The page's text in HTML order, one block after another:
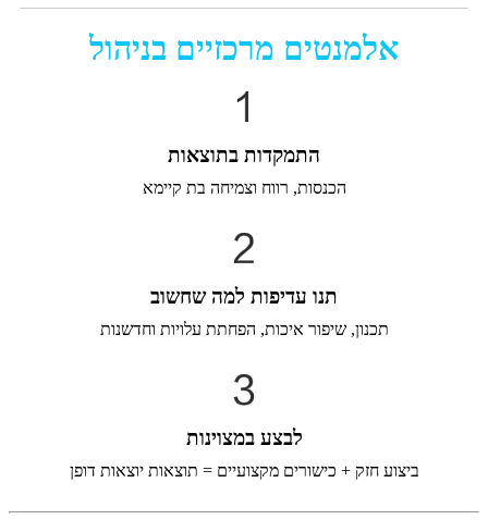
אלמנטים מרכזיים בניהול
התמקדות בתוצאות
הכנסות, רווח וצמיחה בת קיימא
תנו עדיפות למה שחשוב
תכנון, שיפור איכות, הפחתת עלויות וחדשנות
לבצע במצוינות
ביצוע חזק + כישורים מקצועיים = תוצאות יוצאות דופן